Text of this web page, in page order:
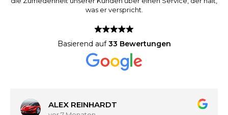
was er verspricht.
Basierend auf33 Bewertungen
ALEX REINHARDT